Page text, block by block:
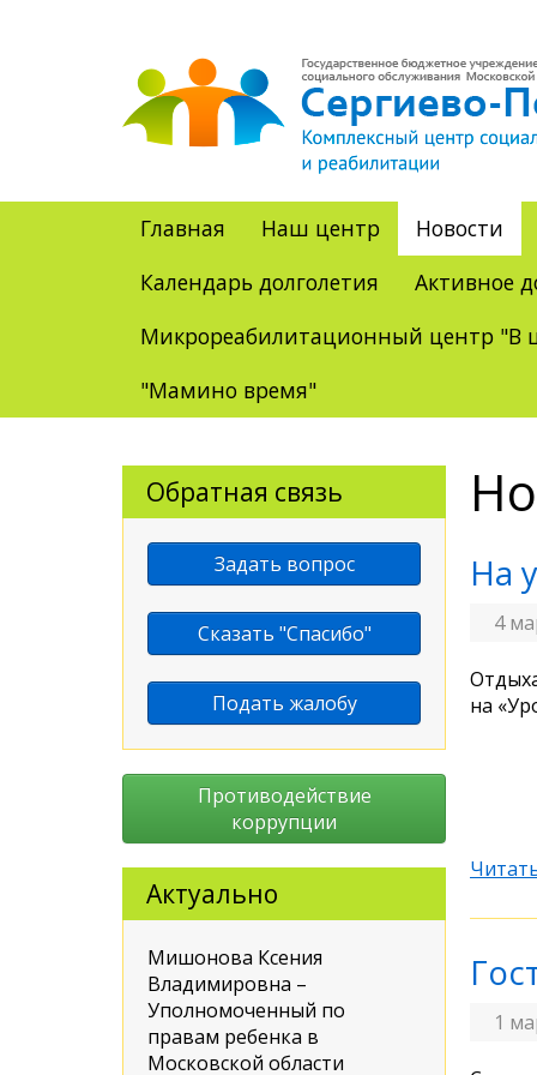
Главная Наш центр
Новости
Календарь долголетия
Активное
Микрореабилитационный центр "В
"Мамино время"
На
4
на
1
Обратная связь
Задать вопрос
Сказать "Спасибо"
Подать жалобу
Противодействие
коррупции
Актуально
Мишонова Ксения
Владимировна –
Уполномоченный по
правам ребенка в
Московской области